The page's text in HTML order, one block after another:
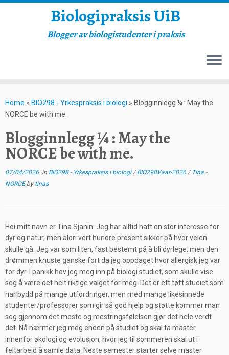
to
content
Biologipraksis UiB
Blogger av biologistudenter i praksis
Home » BIO298 - Yrkespraksis i biologi » Blogginnlegg ¼ : May the
NORCE be with me.
Blogginnlegg ¼ : May the
NORCE be with me.
07/04/2026 in BIO298 - Yrkespraksis i biologi/BIO298Vaar-2026 / Tina -
NORCEby tinas
Hei mitt navn er Tina Sjanin. Jeg har alltid hatt en stor interesse for
dyr og natur, men aldri vert hundre prosent sikker på hvor veien
skulle gå. Jeg var som liten, fast bestemt på å bli dyrlege, men den
drømmen knuste ganske fort da jeg oppdaget hvor allergisk jeg var
for dyr. I panikk hev jeg meg inn på biologi studiet, som skulle vise
seg å være det helt riktige valget for meg. Det er ett tøft studiet som
har bydd på mange utfordringer, men med mange likesinnede
studenter/professorer som gir så god hjelp og støtte kommer man
seg gjennom det meste og mestringsfølelsen gjør det hele verdt
det. Nå nærmer jeg meg enden på studiet og skal ta master
innenfor økologi og evolusjon, hvor jeg til sommeren skal ut i
feltarbeid å samle data. Neste semester starter selve master